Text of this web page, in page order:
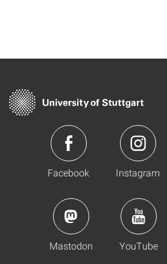
Facebook Instagram
Mastodon YouTube